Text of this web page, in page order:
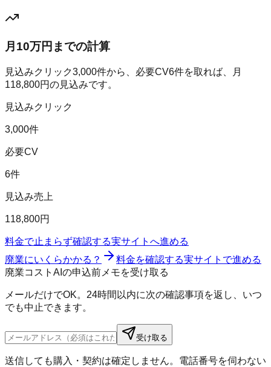
月10万円までの計算
見込みクリック3,000件から、必要CV6件を取れば、月
118,800円の見込みです。
見込みクリック
3,000件
必要CV
6件
見込み売上
118,800円
料金で止まらず確認する実サイトへ進める
廃業にいくらかかる？
料金を確認する実サイトで進める
廃業コストAIの申込前メモを受け取る
メールだけでOK。24時間以内に次の確認事項を返し、いつ
でも中止できます。
受け取る
送信しても購入・契約は確定しません。電話番号を伺わない